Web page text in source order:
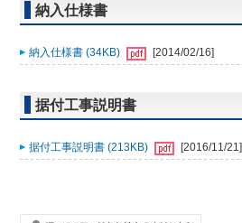
納入仕様書
納入仕様書 (34KB) [2014/02/16]
据付工事説明書
据付工事説明書 (213KB) [2016/11/21]